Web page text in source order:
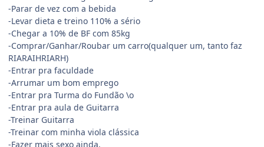
-Parar de vez com a bebida
-Levar dieta e treino 110% a sério
-Chegar a 10% de BF com 85kg
-Comprar/Ganhar/Roubar um carro(qualquer um, tanto faz
RIARAIHRIARH)
-Entrar pra faculdade
-Arrumar um bom emprego
-Entrar pra Turma do Fundão \o
-Entrar pra aula de Guitarra
-Treinar Guitarra
-Treinar com minha viola clássica
-Fazer mais sexo ainda.